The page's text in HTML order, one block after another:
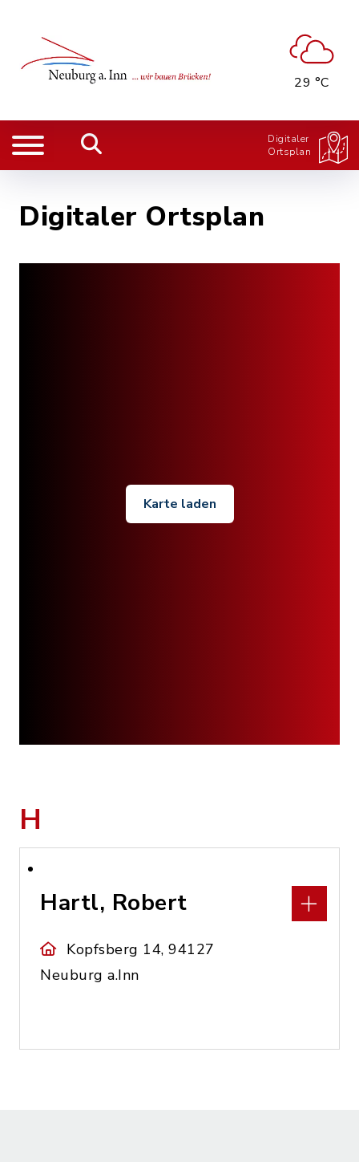
29 °C
Digitaler
Ortsplan
Digitaler Ortsplan
Karte laden
H
Hartl, Robert
Kopfsberg 14, 94127
Neuburg a.Inn